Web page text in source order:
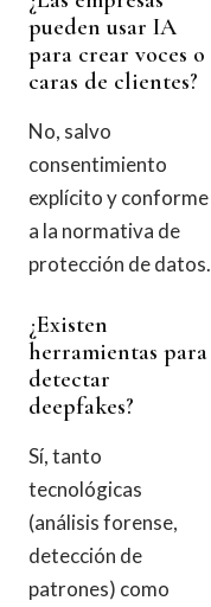
pueden usar IA
para crear voces o
caras de clientes?
No, salvo
consentimiento
explícito y conforme
a la normativa de
protección de datos.
¿Existen
herramientas para
detectar
deepfakes?
Sí, tanto
tecnológicas
(análisis forense,
detección de
patrones) como